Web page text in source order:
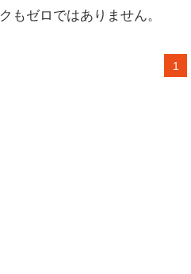
クもゼロではありません。
1